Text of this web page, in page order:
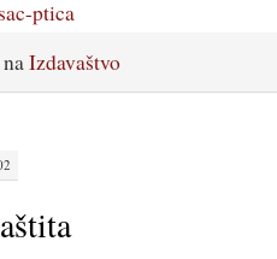
Izdavaštvo